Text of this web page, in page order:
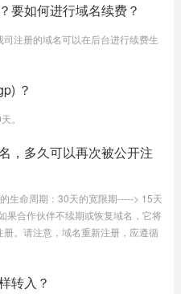
要如何进行域名续费？
注册的域名可以在后台进行续费生
？
。
，多久可以再次被公开注
生命周期：30天的宽限期-----> 15天
果合作伙伴不续期或恢复域名，它将
。请注意，域名重新注册，应遵循
转入？